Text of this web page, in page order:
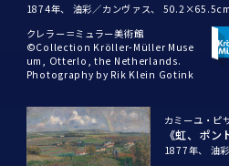
1874年、 油彩／カンヴァス、
50.2×65.5cm
クレラー＝ミュラー美術館
©Collection Kröller-Müller Muse
um, Otterlo, the Netherlands.
Photography by Rik Klein Gotink
カミーユ・ピ
《虹、ポン
1877年、 油